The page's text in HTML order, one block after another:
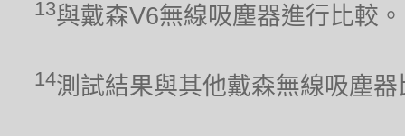
13與戴森V6無線吸塵器進行比較。
14測試結果與其他戴森無線吸塵器